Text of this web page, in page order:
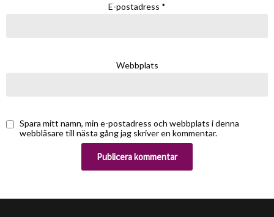
E-postadress *
Webbplats
Spara mitt namn, min e-postadress och webbplats i denna
webbläsare till nästa gång jag skriver en kommentar.